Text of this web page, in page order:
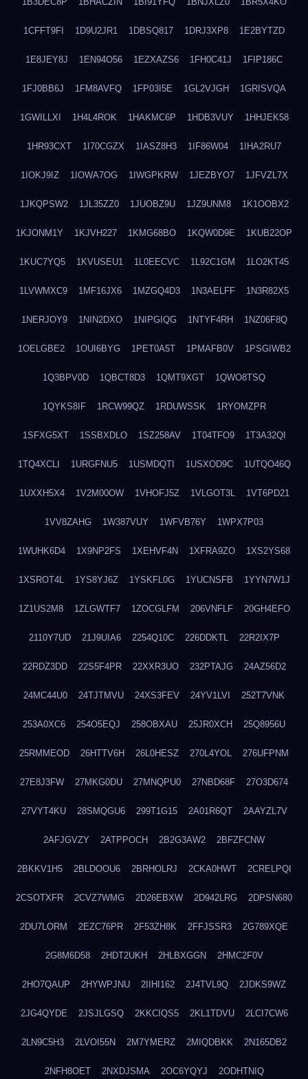
1CFFT9FI 1D9U2JR1 1DBSQ817 1DRJ3XP8 1E2BYTZD
1E8JEY8J 1EN94O56 1EZXAZS6 1FH0C41J 1FIP186C
1FJ0BB6J 1FM8AVFQ 1FP03I5E 1GL2VJGH 1GRISVQA
1GWILLXI 1H4L4ROK 1HAKMC6P 1HDB3VUY 1HHJEK58
1HR93CXT 1I70CGZX 1IASZ8H3 1IF86W04 1IHA2RU7
1IOKJ9IZ 1IOWA7OG 1IWGPKRW 1JEZBYO7 1JFVZL7X
1JKQPSW2 1JL35ZZ0 1JUOBZ9U 1JZ9UNM8 1K1OOBX2
1KJONM1Y 1KJVH227 1KMG68BO 1KQW0D9E 1KUB22OP
1KUC7YQ5 1KVUSEU1 1L0EECVC 1L92C1GM 1LO2KT45
1LVWMXC9 1MF16JX6 1MZGQ4D3 1N3AELFF 1N3R82X5
1NERJOY9 1NIN2DXO 1NIPGIQG 1NTYF4RH 1NZ06F8Q
1OELGBE2 1OUI6BYG 1PET0A5T 1PMAFB0V 1PSGIWB2
1Q3BPV0D 1QBCT8D3 1QMT9XGT 1QWO8TSQ
1QYKS8IF 1RCW99QZ 1RDUWSSK 1RYOMZPR
1SFXG5XT 1SSBXDLO 1SZ258AV 1T04TFO9 1T3A32QI
1TQ4XCLI 1URGFNU5 1USMDQTI 1USXOD9C 1UTQO46Q
1UXXH5X4 1V2M00OW 1VHOFJ5Z 1VLGOT3L 1VT6PD21
1VV8ZAHG 1W387VUY 1WFVB76Y 1WPX7P03
1WUHK6D4 1X9NP2FS 1XEHVF4N 1XFRA9ZO 1XS2YS68
1XSROT4L 1YS8YJ6Z 1YSKFL0G 1YUCNSFB 1YYN7W1J
1Z1US2M8 1ZLGWTF7 1ZOCGLFM 206VNFLF 20GH4EFO
2110Y7UD 21J9UIA6 2254Q10C 226DDKTL 22R2IX7P
22RDZ3DD 22S5F4PR 22XXR3UO 232PTAJG 24AZ56D2
24MC44U0 24TJTMVU 24XS3FEV 24YV1LVI 252T7VNK
253A0XC6 254O5EQJ 258OBXAU 25JR0XCH 25Q8956U
25RMMEOD 26HTTV6H 26L0HESZ 270L4YOL 276UFPNM
27E8J3FW 27MKG0DU 27MNQPU0 27NBD68F 27O3D674
27VYT4KU 28SMQGU6 299T1G15 2A01R6QT 2AAYZL7V
2AFJGVZY 2ATPPOCH 2B2G3AW2 2BFZFCNW
2BKKV1H5 2BLDOOU6 2BRHOLRJ 2CKA0HWT 2CRELPQI
2CSOTXFR 2CVZ7WMG 2D26EBXW 2D942LRG 2DPSN680
2DU7LORM 2EZC76PR 2F53ZH8K 2FFJSSR3 2G789XQE
2G8M6D58 2HDT2UKH 2HLBXGGN 2HMC2F0V
2HO7QAUP 2HYWPJNU 2IIHI162 2J4TVL9Q 2JDKS9WZ
2JG4QYDE 2JSJLGSQ 2KKCIQS5 2KL1TDVU 2LCI7CW6
2LN9C5H3 2LVOI55N 2M7YMERZ 2MIQDBKK 2N165DB2
2NFH8OET 2NXDJSMA 2OC6YQYJ 2ODHTNIQ